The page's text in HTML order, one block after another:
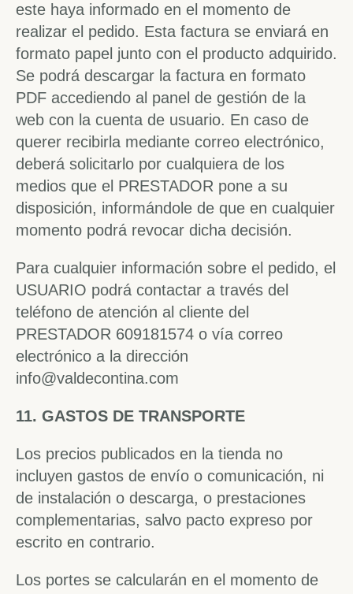
este haya informado en el momento de
realizar el pedido. Esta factura se enviará en
formato papel junto con el producto adquirido.
Se podrá descargar la factura en formato
PDF accediendo al panel de gestión de la
web con la cuenta de usuario. En caso de
querer recibirla mediante correo electrónico,
deberá solicitarlo por cualquiera de los
medios que el PRESTADOR pone a su
disposición, informándole de que en cualquier
momento podrá revocar dicha decisión.
Para cualquier información sobre el pedido, el
USUARIO podrá contactar a través del
teléfono de atención al cliente del
PRESTADOR 609181574 o vía correo
electrónico a la dirección
info@valdecontina.com
11. GASTOS DE TRANSPORTE
Los precios publicados en la tienda no
incluyen gastos de envío o comunicación, ni
de instalación o descarga, o prestaciones
complementarias, salvo pacto expreso por
escrito en contrario.
Los portes se calcularán en el momento de